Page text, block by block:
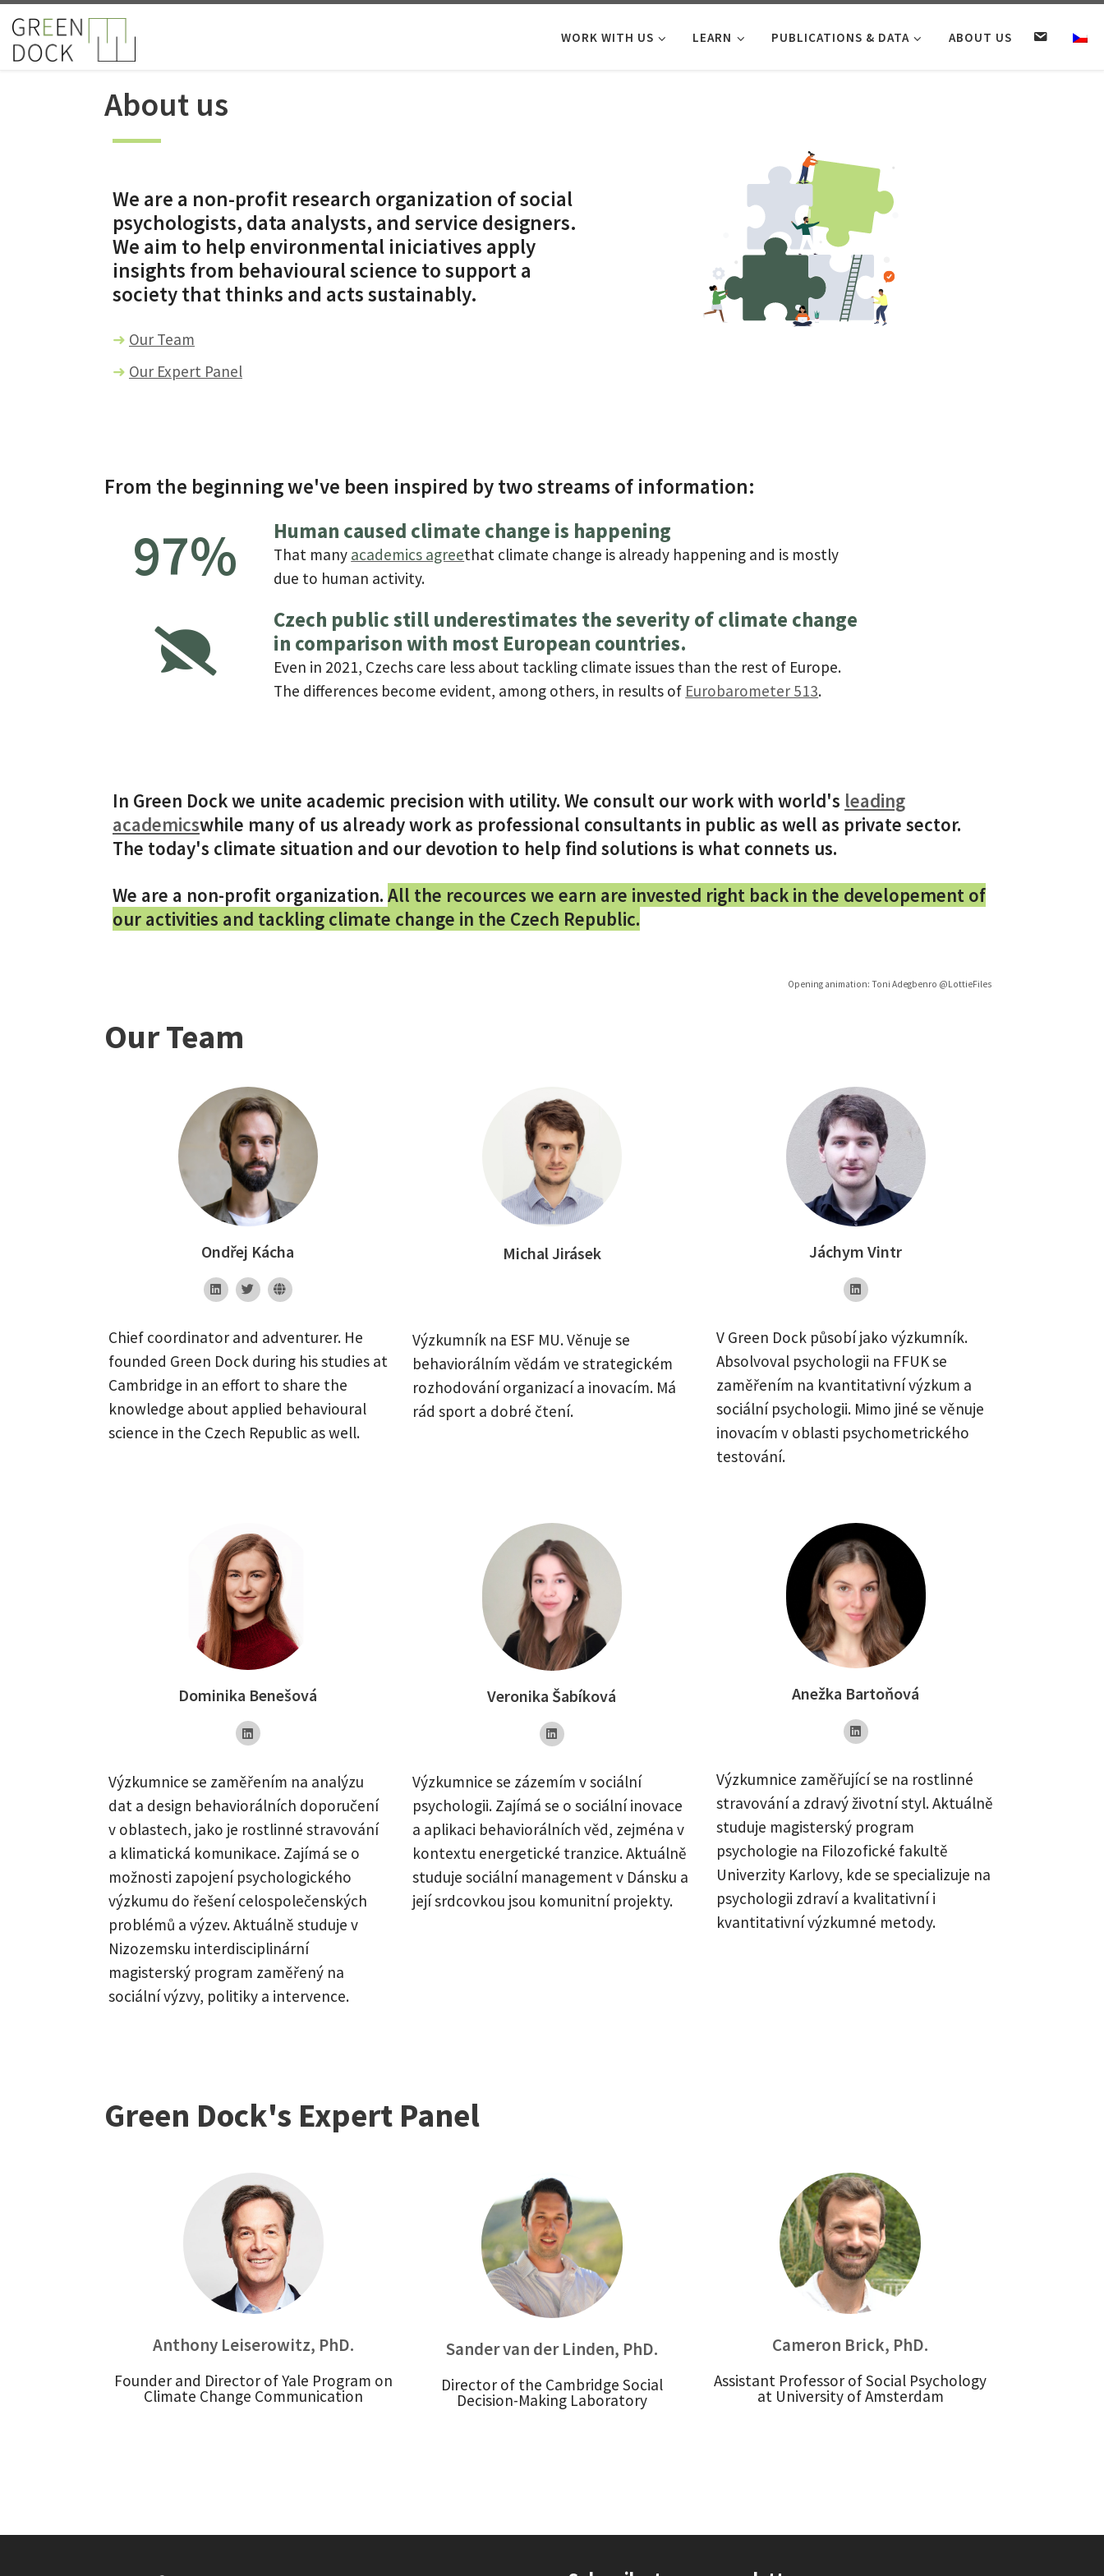
Skip to content
WORK WITH US LEARN PUBLICATIONS & DATA ABOUT US
About us
We are a non-profit research organization of social
psychologists, data analysts, and service designers.
We aim to help environmental iniciatives apply
insights from behavioural science to support a
society that thinks and acts sustainably.
➜ Our Team
➜ Our Expert Panel
From the beginning we've been inspired by two streams of information:
97% Human caused climate change is happening
That many academics agreethat climate change is already happening and is mostly
due to human activity.
Czech public still underestimates the severity of climate change
in comparison with most European countries.
Even in 2021, Czechs care less about tackling climate issues than the rest of Europe.
The differences become evident, among others, in results of Eurobarometer 513.
In Green Dock we unite academic precision with utility. We consult our work with world's leading
academicswhile many of us already work as professional consultants in public as well as private sector.
The today's climate situation and our devotion to help find solutions is what connets us.
We are a non-profit organization. All the recources we earn are invested right back in the developement of
our activities and tackling climate change in the Czech Republic.
Opening animation: Toni Adegbenro @LottieFiles
Our Team
Ondřej Kácha
Chief coordinator and adventurer. He
founded Green Dock during his studies at
Cambridge in an effort to share the
knowledge about applied behavioural
science in the Czech Republic as well.
Michal Jirásek
Výzkumník na ESF MU. Věnuje se
behaviorálním vědám ve strategickém
rozhodování organizací a inovacím. Má
rád sport a dobré čtení.
Jáchym Vintr
V Green Dock působí jako výzkumník.
Absolvoval psychologii na FFUK se
zaměřením na kvantitativní výzkum a
sociální psychologii. Mimo jiné se věnuje
inovacím v oblasti psychometrického
testování.
Dominika Benešová
Výzkumnice se zaměřením na analýzu
dat a design behaviorálních doporučení
v oblastech, jako je rostlinné stravování
a klimatická komunikace. Zajímá se o
možnosti zapojení psychologického
výzkumu do řešení celospolečenských
problémů a výzev. Aktuálně studuje v
Nizozemsku interdisciplinární
magisterský program zaměřený na
sociální výzvy, politiky a intervence.
Veronika Šabíková
Výzkumnice se zázemím v sociální
psychologii. Zajímá se o sociální inovace
a aplikaci behaviorálních věd, zejména v
kontextu energetické tranzice. Aktuálně
studuje sociální management v Dánsku a
její srdcovkou jsou komunitní projekty.
Anežka Bartoňová
Výzkumnice zaměřující se na rostlinné
stravování a zdravý životní styl. Aktuálně
studuje magisterský program
psychologie na Filozofické fakultě
Univerzity Karlovy, kde se specializuje na
psychologii zdraví a kvalitativní i
kvantitativní výzkumné metody.
Green Dock's Expert Panel
Anthony Leiserowitz, PhD.
Founder and Director of Yale Program on
Climate Change Communication
Sander van der Linden, PhD.
Director of the Cambridge Social
Decision-Making Laboratory
Cameron Brick, PhD.
Assistant Professor of Social Psychology
at University of Amsterdam